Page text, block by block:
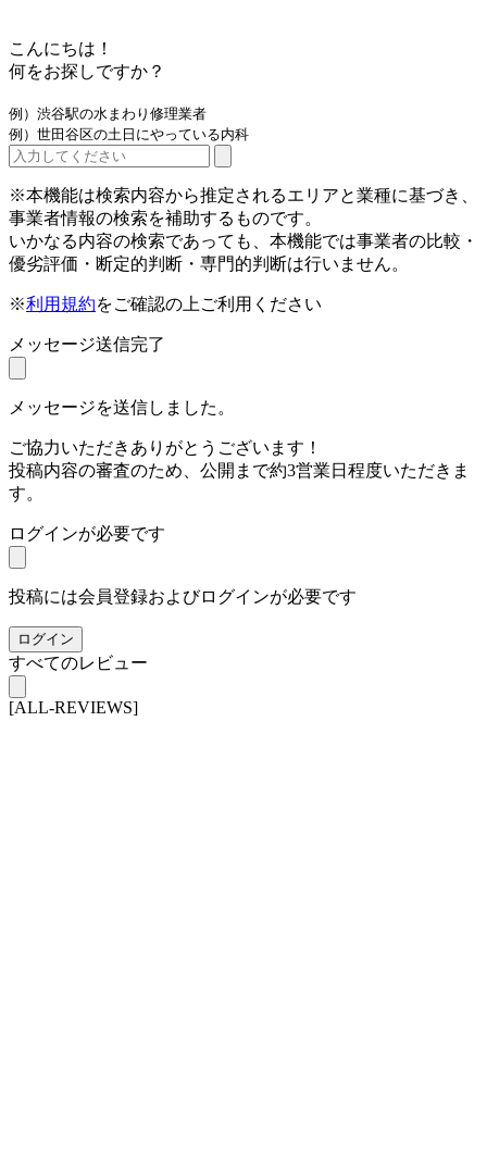
こんにちは！
何をお探しですか？
例）渋谷駅の水まわり修理業者
例）世田谷区の土日にやっている内科
※本機能は検索内容から推定されるエリアと業種に基づき、
事業者情報の検索を補助するものです。
いかなる内容の検索であっても、本機能では事業者の比較・
優劣評価・断定的判断・専門的判断は行いません。
※利用規約をご確認の上ご利用ください
メッセージ送信完了
メッセージを送信しました。
ご協力いただきありがとうございます！
投稿内容の審査のため、公開まで約3営業日程度いただきま
す。
ログインが必要です
投稿には会員登録およびログインが必要です
ログイン
すべてのレビュー
[ALL-REVIEWS]